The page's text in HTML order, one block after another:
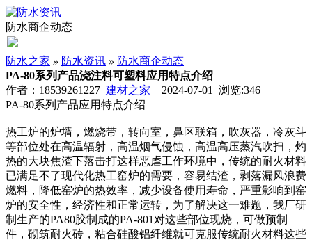
防水商企动态
防水之家 » 防水资讯 » 防水商企动态
PA-80系列产品浇注料可塑料应用特点介绍
作者：18539261227 建材之家 2024-07-01 浏览:346
PA-80系列产品应用特点介绍
热工炉的炉墙，燃烧带，转向室，鼻区联箱，吹灰器，冷灰斗
等部位处在高温辐射，高温烟气侵蚀，高温高压蒸汽吹扫，灼
热的大块焦渣下落击打这样恶虐工作环境中，传统的耐火材料
已满足不了现代化热工窑炉的需要，容易结渣，剥落漏风浪费
燃料，降低窑炉的热效率，减少设备使用寿命，严重影响到窑
炉的安全性，经济性和正常运转，为了解决这一难题，我厂研
制生产的PA80胶制成的PA-801对这些部位现烧，可做预制
件，砌筑耐火砖，粘合硅酸铝纤维就可克服传统耐火材料这些